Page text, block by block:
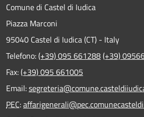
Comune di Castel di Iudica
Piazza Marconi
95040 Castel di Iudica (CT) - Italy
Telefono:(+39) 095 661288(+39)
Fax:(+39) 095 661005
Email:
PEC: